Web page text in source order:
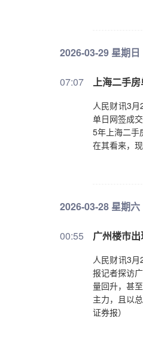
2026-03-29 星期日
07:07 上海二手
人民财讯3
单日网签成
5年上海二手
在其看来，
2026-03-28 星期六
00:55 广州楼市
人民财讯3
报记者探访
量回升，甚
主力，且以
证券报）